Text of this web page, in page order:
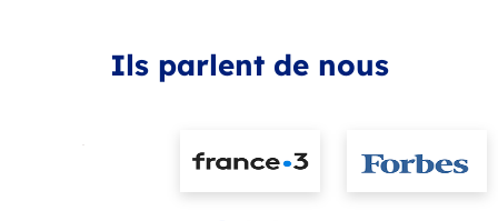
Ils parlent de nous